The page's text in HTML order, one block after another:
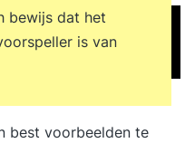
bewijs dat het
is van
best voorbeelden te